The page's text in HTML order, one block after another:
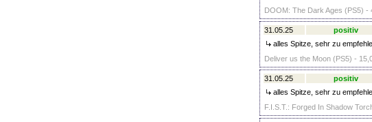
DOOM: The Dark Ages (PS5) -
31.05.25 positiv
alles Spitze, sehr zu
Deliver us the Moon (PS5) -
31.05.25 positiv
alles Spitze, sehr zu
F.I.S.T.: Forged In Shadow